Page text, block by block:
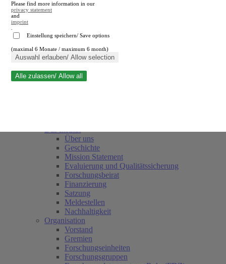
Suche schließen
Über uns
Geschichte
Mission Statement
Evaluierung und Qualitätssicherung
Forschungsbeirat
Finanzierung
Satzung
Meldestellen
Nachhaltigkeit
Organisation
Vorstand
Gremien
Forschungseinheiten
Forschungsgruppen
Please find more information in our
privacy statement
and
imprint
Einstellung speichern/ Save options
(maximal 6 Monate / maximum 6 month)
Auswahl erlauben/ Allow selection
Alle zulassen/ Allow all